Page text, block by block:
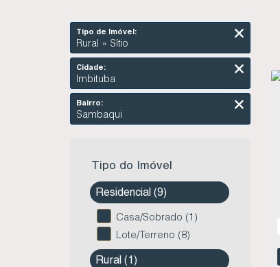
Tipo de Imóvel:
Rural » Sítio
Cidade:
Imbituba
Bairro:
Sambaqui
Tipo do Imóvel
Residencial (9)
Casa/Sobrado (1)
Lote/Terreno (8)
Rural (1)